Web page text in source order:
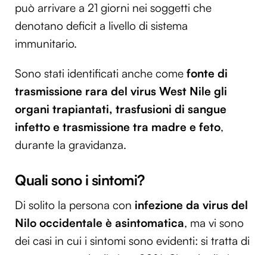
può arrivare a 21 giorni nei soggetti che
denotano deficit a livello di sistema
immunitario.
Sono stati identificati anche come fonte di
trasmissione rara del virus West Nile gli
organi trapiantati, trasfusioni di sangue
infetto e trasmissione tra madre e feto,
durante la gravidanza.
Quali sono i sintomi?
Di solito la persona con infezione da virus del
Nilo occidentale è asintomatica, ma vi sono
dei casi in cui i sintomi sono evidenti: si tratta di